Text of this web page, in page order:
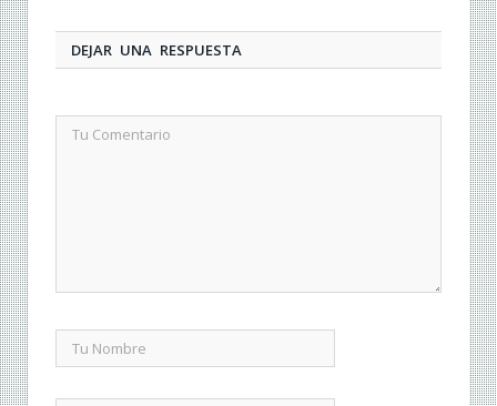
DEJAR UNA RESPUESTA